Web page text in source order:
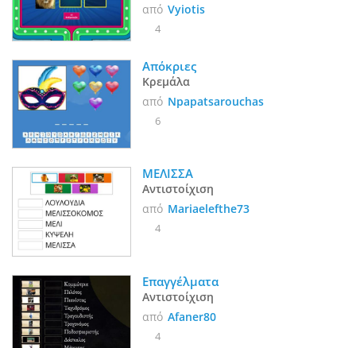
από Vyiotis
4
Απόκριες
Κρεμάλα
από Npapatsarouchas
6
ΜΕΛΙΣΣΑ
Αντιστοίχιση
από Mariaelefthe73
4
Επαγγέλματα
Αντιστοίχιση
από Afaner80
4